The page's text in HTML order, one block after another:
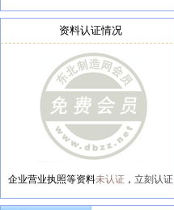
资料认证情况
企业营业执照等资料未认证 ， 立刻认证